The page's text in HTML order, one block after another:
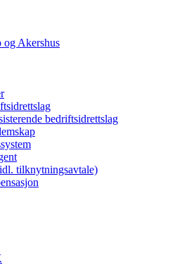
og Akershus
bedriftsidrettslag
tilknytningsavtale)